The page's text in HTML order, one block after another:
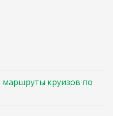
маршруты круизов по